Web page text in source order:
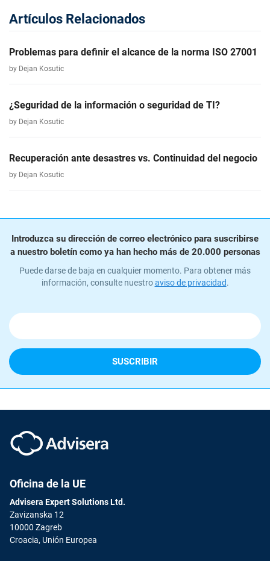
Artículos Relacionados
Problemas para definir el alcance de la norma ISO 27001
by Dejan Kosutic
¿Seguridad de la información o seguridad de TI?
by Dejan Kosutic
Recuperación ante desastres vs. Continuidad del negocio
by Dejan Kosutic
Introduzca su dirección de correo electrónico para suscribirse
a nuestro boletín como ya han hecho más de 20.000 personas
Puede darse de baja en cualquier momento. Para obtener más
información, consulte nuestroaviso de privacidad.
Oficina de la UE
Advisera Expert Solutions Ltd.
Zavizanska 12
10000 Zagreb
Croacia, Unión Europea